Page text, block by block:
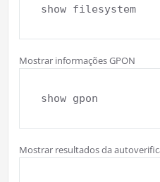
show filesystem
Mostrar informações GPON
show gpon
Mostrar resultados da